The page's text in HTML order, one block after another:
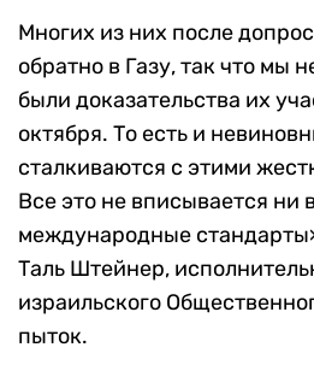
Многих из них после
обратно в Газу, так что мы
были доказательства их
октября. То есть и
сталкиваются с этими
Все это не вписывается ни
международные
Таль Штейнер,
израильского
пыток.